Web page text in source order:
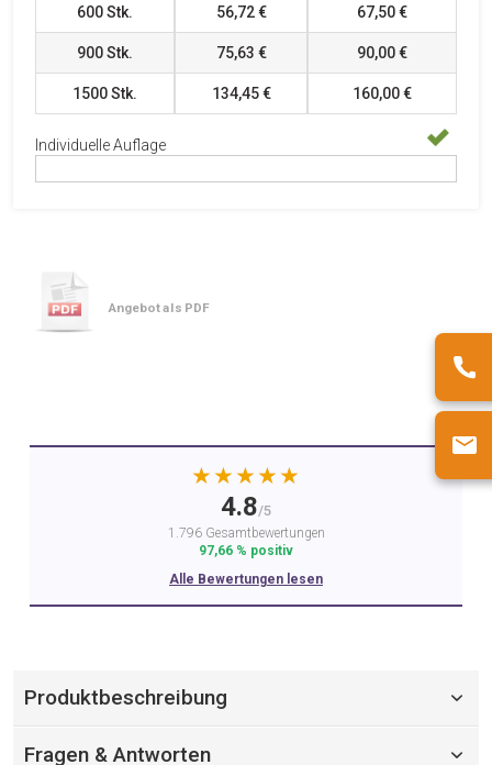
600Stk. 56,72 € 67,50 €
900Stk. 75,63 € 90,00 €
1500Stk. 134,45 € 160,00 €
Individuelle Auflage
Angebot als PDF
★★★★★
4.8/5
1.796 Gesamtbewertungen
97,66 % positiv
Alle Bewertungen lesen
Produktbeschreibung
Fragen & Antworten